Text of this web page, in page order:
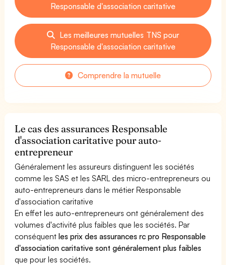
Responsable d'association caritative
Les meilleures mutuelles TNS pour
Responsable d'association caritative
Comprendre la mutuelle
Le cas des assurances Responsable
d'association caritative pour auto-
entrepreneur
Généralement les assureurs distinguent les sociétés
comme les SAS et les SARL des micro-entrepreneurs ou
auto-entrepreneurs dans le métier Responsable
d'association caritative
En effet les auto-entrepreneurs ont généralement des
volumes d'activité plus faibles que les sociétés. Par
conséquentles prix des assurances rc pro Responsable
d'association caritative sont généralement plus faibles
que pour les sociétés.